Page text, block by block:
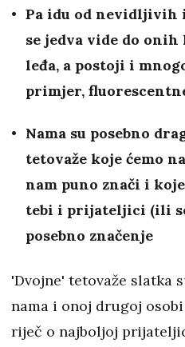
Pa idu od nevidljivih
se jedva vide do
leđa, a postoji i
primjer,
Nama su posebno
tetovaže koje ćemo
nam puno znači i
tebi i prijateljici (ili
posebno značenje
'Dvojne' tetovaže slatka
nama i onoj drugoj
riječ o najboljoj